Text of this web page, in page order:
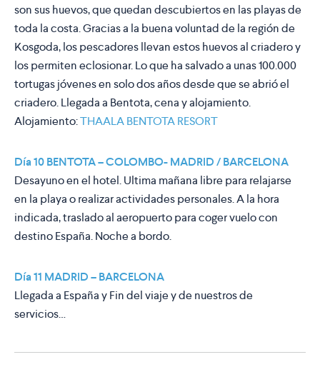
son sus huevos, que quedan descubiertos en las playas de
toda la costa. Gracias a la buena voluntad de la región de
Kosgoda, los pescadores llevan estos huevos al criadero y
los permiten eclosionar. Lo que ha salvado a unas 100.000
tortugas jóvenes en solo dos años desde que se abrió el
criadero. Llegada a Bentota, cena y alojamiento.
Alojamiento:THAALA BENTOTA RESORT
Día 10 BENTOTA – COLOMBO- MADRID / BARCELONA
Desayuno en el hotel. Ultima mañana libre para relajarse
en la playa o realizar actividades personales. A la hora
indicada, traslado al aeropuerto para coger vuelo con
destino España. Noche a bordo.
Día 11 MADRID – BARCELONA
Llegada a España y Fin del viaje y de nuestros de
servicios…